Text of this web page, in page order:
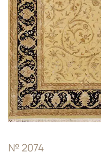
№ 2074